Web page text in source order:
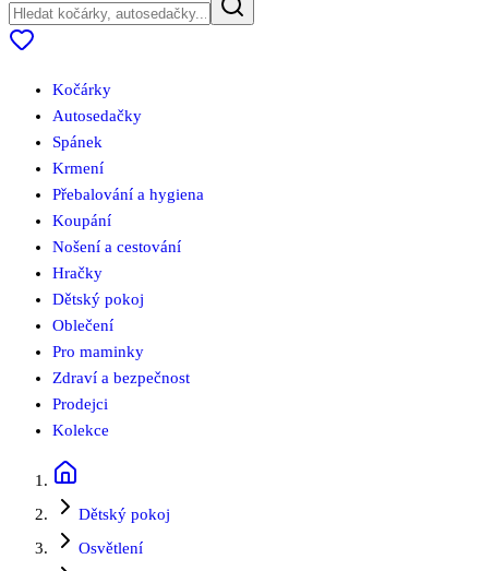
Kočárky
Autosedačky
Spánek
Krmení
Přebalování a hygiena
Koupání
Nošení a cestování
Hračky
Dětský pokoj
Oblečení
Pro maminky
Zdraví a bezpečnost
Prodejci
Kolekce
Dětský pokoj
Osvětlení